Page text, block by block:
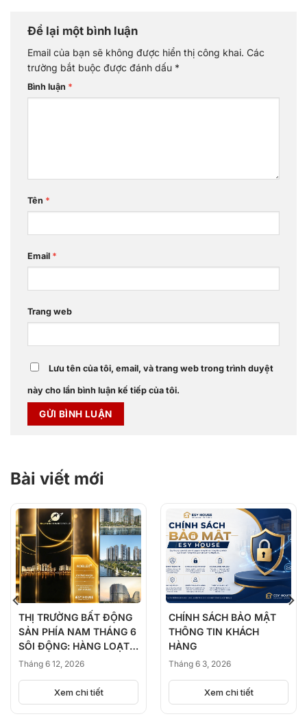
Để lại một bình luận
Email của bạn sẽ không được hiển thị công khai. Các
trường bắt buộc được đánh dấu *
Bình luận *
Tên *
Email *
Trang web
Lưu tên của tôi, email, và trang web trong trình duyệt
này cho lần bình luận kế tiếp của tôi.
Bài viết mới
THỊ TRƯỜNG BẤT ĐỘNG
SẢN PHÍA NAM THÁNG 6
SÔI ĐỘNG: HÀNG LOẠT
DỰ ÁN ĐỒNG LOẠT
NGUỒN CUNG
Tháng 6 12, 2026
Xem chi tiết
CHÍNH SÁCH BẢO MẬT
THÔNG TIN KHÁCH
HÀNG
Tháng 6 3, 2026
Xem chi tiết